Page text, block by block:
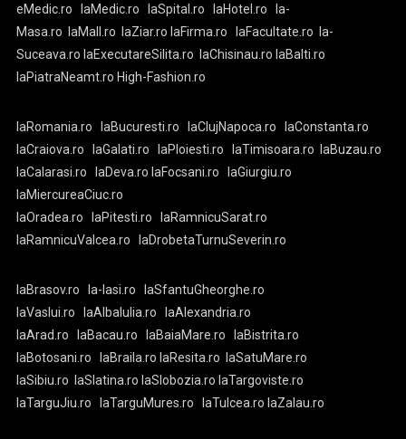
eMedic.ro laMedic.ro laSpital.ro laHotel.ro
la-
Masa.ro
laMall.ro laZiar.ro laFirma.ro laFacultate.ro
la-
Suceava.ro laExecutareSilita.ro laChisinau.ro laBalti.ro
laPiatraNeamt.ro High-Fashion.ro
laRomania.ro laBucuresti.ro laClujNapoca.ro
laConstanta.ro
laCraiova.ro
laGalati.ro laPloiesti.ro laTimisoara.ro
laBuzau.ro
laCalarasi.ro
laDeva.ro laFocsani.ro
laGiurgiu.ro
laMiercureaCiuc.ro
laOradea.ro
laPitesti.ro
laRamnicuSarat.ro
laRamnicuValcea.ro
laDrobetaTurnuSeverin.ro
laBrasov.ro la-Iasi.ro
laSfantuGheorghe.ro
laVaslui.ro
laAlbaIulia.ro
laAlexandria.ro
laArad.ro
laBacau.ro laBaiaMare.ro
laBistrita.ro
laBotosani.ro
laBraila.ro laResita.ro
laSatuMare.ro
laSibiu.ro
laSlatina.ro laSlobozia.ro laTargoviste.ro
laTarguJiu.ro
laTarguMures.ro laTulcea.ro laZalau.ro